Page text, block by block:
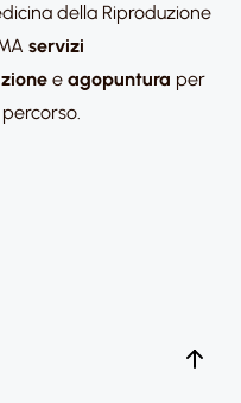
della Riproduzione
servizi
e agopuntura per